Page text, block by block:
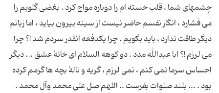
چشمهای شما ، قلب خسته ام را دوباره مواج کرد . بغضی گلویم را
می فشارد ، انگار نفسم حاضر نیست از سینه بیرون بیاید ، اما زبانم
دیگر طاقت ندارد ، باید بگویم . چرا یکدفعه انقدر سردم شد !؟ چرا
می لرزم !؟ ابا عبدالله مدد . دو کوهه السلام ای خانۀ عشق ... دیگر
احساس سرما نمی کنم ، نمی لرزم ، گریه و نالۀ بچه ها گرمم کرده
بود . ... بلند صلوات بفرست .. اللهم صل علی محمد وآل محمد .